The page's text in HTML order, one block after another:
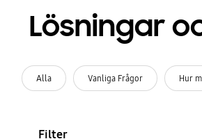
Lösningar
Alla Vanliga Frågor Hur
Filter